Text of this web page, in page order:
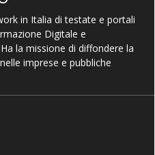
in Italia di testate e portali
Digitale e
la missione di diffondere la
imprese e pubbliche